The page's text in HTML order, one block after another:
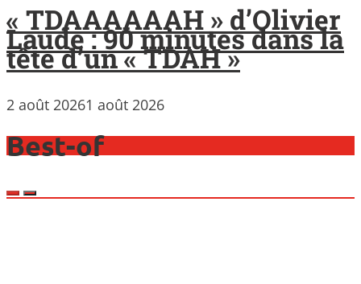
« TDAAAAAAH » d’Olivier
Laude : 90 minutes dans la
tête d’un « TDAH »
2 août 20261 août 2026
Best-of